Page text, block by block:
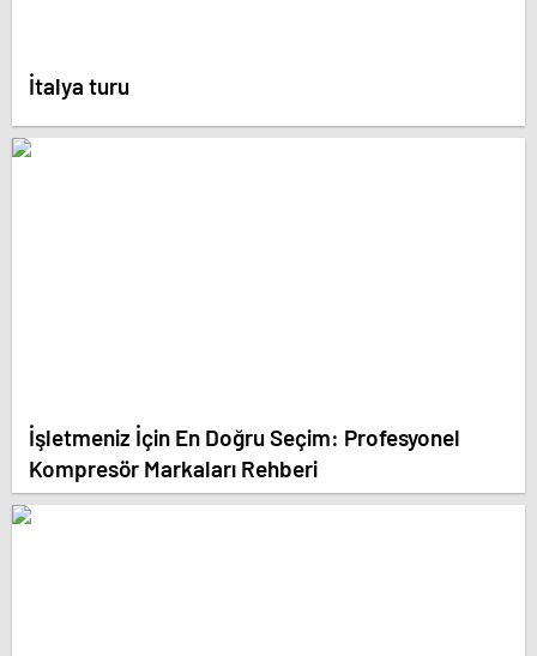
İtalya turu
İşletmeniz İçin En Doğru Seçim: Profesyonel
Kompresör Markaları Rehberi